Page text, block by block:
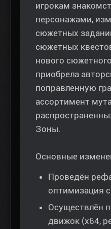
игрокам
персонажами,
сюжетных
сюжетных
нового
приобрела
поправленную
ассортимент
Зоны.
Основные
Проведён
оптимизация
Осуществлён
движок (x64,